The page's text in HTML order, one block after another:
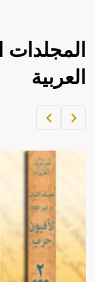
العربية